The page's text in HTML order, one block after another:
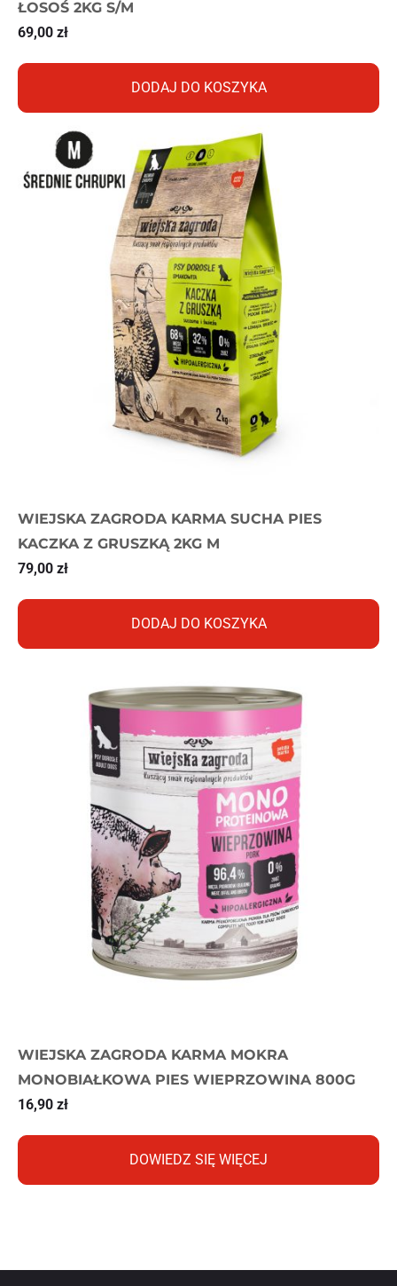
ŁOSOŚ 2KG S/M
69,00 zł
DODAJ DO KOSZYKA
WIEJSKA ZAGRODA KARMA SUCHA PIES
KACZKA Z GRUSZKĄ 2KG M
79,00 zł
DODAJ DO KOSZYKA
WIEJSKA ZAGRODA KARMA MOKRA
MONOBIAŁKOWA PIES WIEPRZOWINA 800G
16,90 zł
DOWIEDZ SIĘ WIĘCEJ